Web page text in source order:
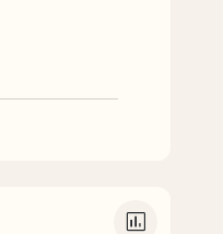
insert_chart